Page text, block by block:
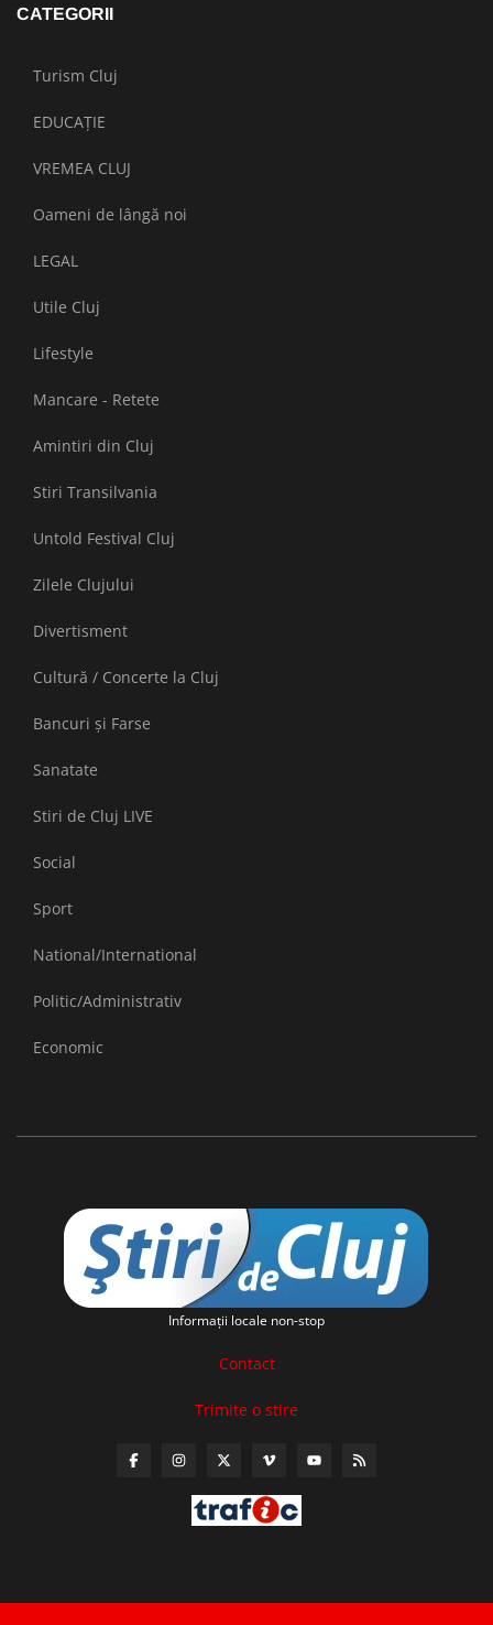
CATEGORII
Turism Cluj
EDUCAȚIE
VREMEA CLUJ
Oameni de lângă noi
LEGAL
Utile Cluj
Lifestyle
Mancare - Retete
Amintiri din Cluj
Stiri Transilvania
Untold Festival Cluj
Zilele Clujului
Divertisment
Cultură / Concerte la Cluj
Bancuri și Farse
Sanatate
Stiri de Cluj LIVE
Social
Sport
National/International
Politic/Administrativ
Economic
Informaţii locale non-stop
Contact
Trimite o stire